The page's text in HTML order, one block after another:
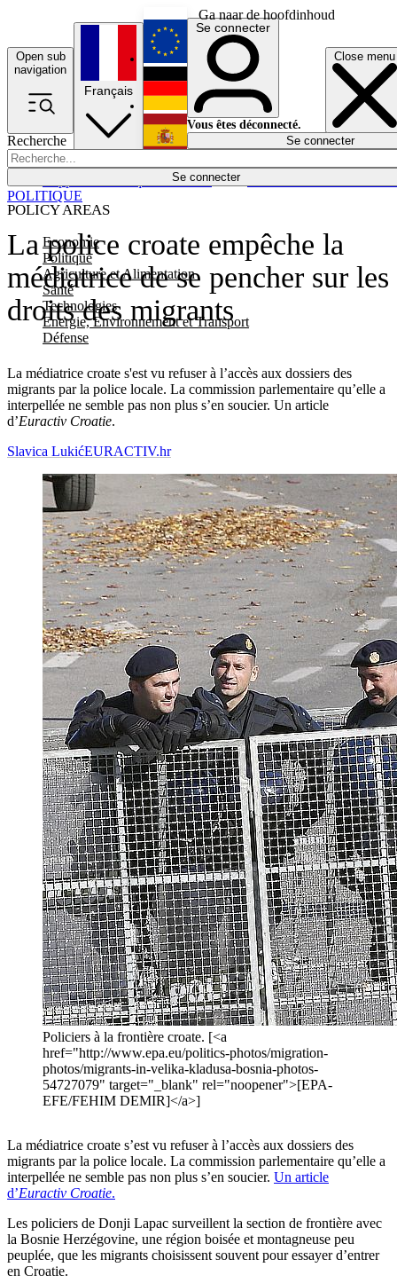
Ga naar de hoofdinhoud
Open sub
navigation
Close menu
Recherche
Se connecter
POLICY AREAS
Economie
Politique
Agriculture et Alimentation
Santé
Technologies
Energie, Environnement et Transport
Défense
Économie
Français
English
Deutsch
Español
Se connecter
Vous êtes déconnecté.
Se connecter
La police croate empêche la
médiatrice de se pencher sur les
droits des migrants
La médiatrice croate s'est vu refuser à l’accès aux dossiers des
migrants par la police locale. La commission parlementaire qu’elle a
interpellée ne semble pas non plus s’en soucier. Un article
d’Euractiv Croatie.
POLITIQUE
Slavica LukićEURACTIV.hr
Policiers à la frontière croate. [<a
href="http://www.epa.eu/politics-photos/migration-
photos/migrants-in-velika-kladusa-bosnia-photos-
54727079" target="_blank" rel="noopener">[EPA-
EFE/FEHIM DEMIR]</a>]
La médiatrice croate s’est vu refuser à l’accès aux dossiers des
migrants par la police locale. La commission parlementaire qu’elle a
interpellée ne semble pas non plus s’en soucier. Un article
d’Euractiv Croatie.
Les policiers de Donji Lapac surveillent la section de frontière avec
la Bosnie Herzégovine, une région boisée et montagneuse peu
peuplée, que les migrants choisissent souvent pour essayer d’entrer
en Croatie.